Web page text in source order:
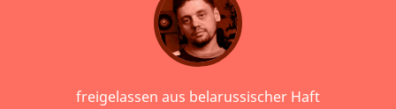
freigelassen aus belarussischer Haft